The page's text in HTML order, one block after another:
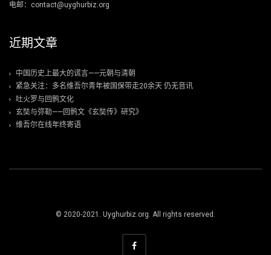
电邮：contact@uyghurbiz.org
近期文章
中国历史上最大的谎言——元朝与清朝
紧急关注：多名维吾尔青年被国保带走20余天 仍无音讯
吐火罗与回鹘文化
玄奘与弥勒——回鹘文《玄奘传》研究》
维吾尔在线年终寄语
© 2020-2021. Uyghurbiz.org. All rights reserved.